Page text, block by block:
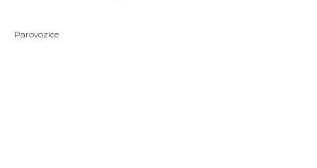
Parovozice